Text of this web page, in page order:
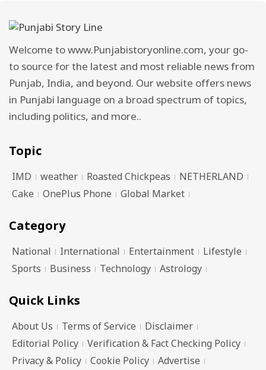
Welcome to www.Punjabistoryonline.com, your go-
to source for the latest and most reliable news from
Punjab, India, and beyond. Our website offers news
in Punjabi language on a broad spectrum of topics,
including politics, and more..
Topic
IMD weather Roasted Chickpeas
NETHERLAND
Cake
OnePlus Phone Global Market
Category
National International Entertainment
Lifestyle
Sports
Business Technology Astrology
Quick Links
About Us Terms of Service
Disclaimer
Editorial Policy
Verification & Fact Checking Policy
Privacy & Policy
Cookie Policy Advertise